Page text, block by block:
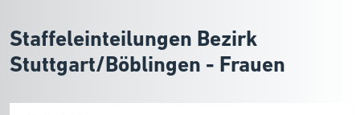
Staffeleinteilungen Bezirk
Stuttgart/Böblingen - Frauen